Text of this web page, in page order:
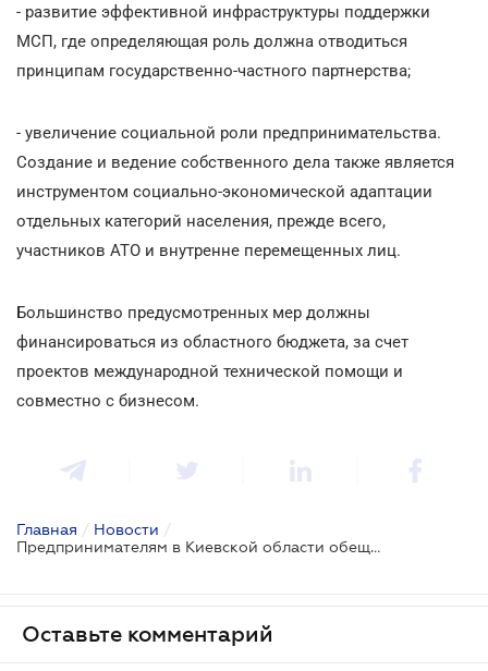
- развитие эффективной инфраструктуры поддержки
МСП, где определяющая роль должна отводиться
принципам государственно-частного партнерства;
- увеличение социальной роли предпринимательства.
Создание и ведение собственного дела также является
инструментом социально-экономической адаптации
отдельных категорий населения, прежде всего,
участников АТО и внутренне перемещенных лиц.
Большинство предусмотренных мер должны
финансироваться из областного бюджета, за счет
проектов международной технической помощи и
совместно с бизнесом.
Главная / Новости /
Предпринимателям в Киевской области обещана «новая жизнь»
Оставьте комментарий